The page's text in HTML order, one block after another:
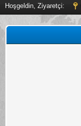
Hoşgeldin, Ziyaretçi: